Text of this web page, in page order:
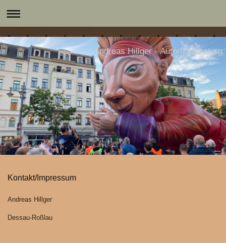
Andreas Hillger - Autor/Dramaturg
Kontakt/Impressum
Andreas Hillger
Dessau-Roßlau